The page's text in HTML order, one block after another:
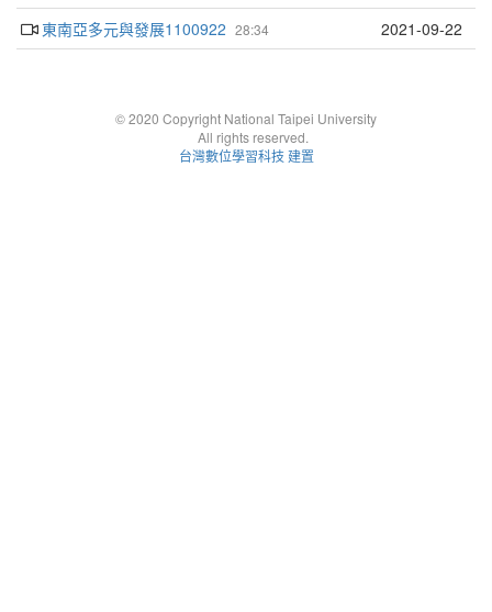
28:34
東南亞多元與發展1100922 2021-09-22
© 2020 Copyright National Taipei University
All rights reserved.
台灣數位學習科技 建置